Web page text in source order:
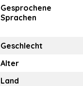
Gesprochene
Sprachen
Geschlecht
Alter
Land